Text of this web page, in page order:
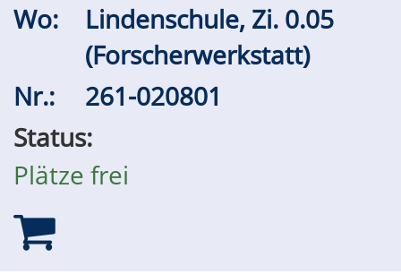
Wo:
Lindenschule, Zi. 0.05
(Forscherwerkstatt)
Nr.:
261-020801
Status:
Plätze frei